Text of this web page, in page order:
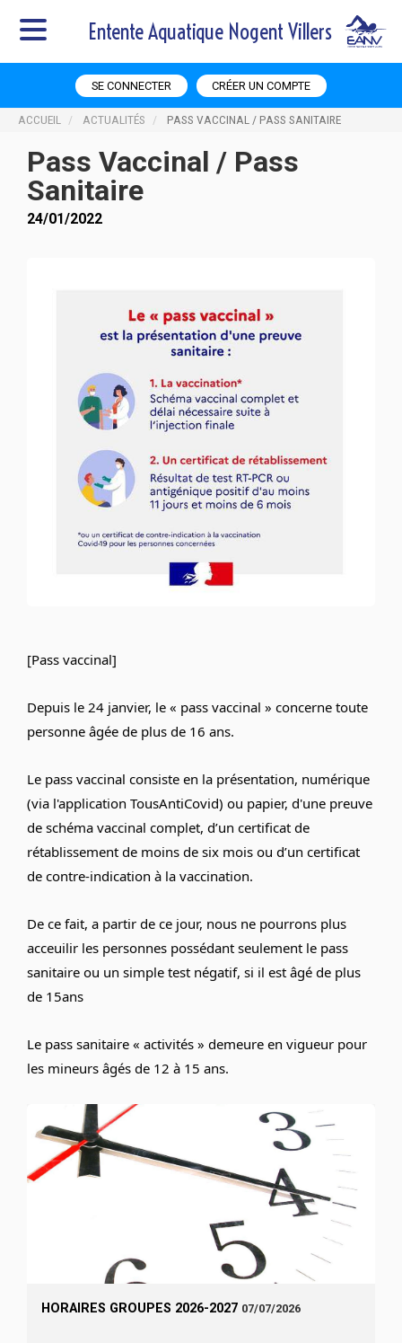
Entente Aquatique Nogent Villers
SE CONNECTER CRÉER UN COMPTE
ACCUEIL ACTUALITÉS PASS VACCINAL / PASS SANITAIRE
Pass Vaccinal / Pass
Sanitaire
24/01/2022
[Pass vaccinal]
Depuis le 24 janvier, le « pass vaccinal » concerne toute
personne âgée de plus de 16 ans.
Le pass vaccinal consiste en la présentation, numérique
(via l'application TousAntiCovid) ou papier, d'une preuve
de schéma vaccinal complet, d’un certificat de
rétablissement de moins de six mois ou d’un certificat
de contre-indication à la vaccination.
De ce fait, a partir de ce jour, nous ne pourrons plus
acceuilir les personnes possédant seulement le pass
sanitaire ou un simple test négatif, si il est âgé de plus
de 15ans
Le pass sanitaire « activités » demeure en vigueur pour
les mineurs âgés de 12 à 15 ans.
HORAIRES GROUPES 2026-2027 07/07/2026